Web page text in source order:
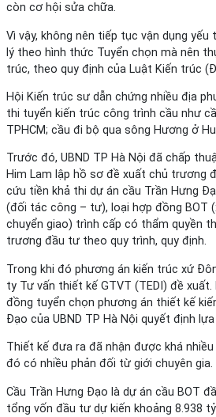
còn cơ hội sửa chữa.
Vì vậy, không nên tiếp tục vận dụng yếu
lý theo hình thức Tuyển chọn mà nên
trúc, theo quy định của Luật Kiến trúc
Hội Kiến trúc sư dẫn chứng nhiều địa
thi tuyển kiến trúc công trình cầu như
TPHCM; cầu đi bộ qua sông Hương ở
Trước đó, UBND TP Hà Nội đã chấp
Him Lam lập hồ sơ đề xuất chủ trương
cứu tiền khả thi dự án cầu Trần Hưng
(đối tác công – tư), loại hợp đồng BOT
chuyển giao) trình cấp có thẩm quyền
trương đầu tư theo quy trình, quy định.
Trong khi đó phương án kiến trúc xứ
ty Tư vấn thiết kế GTVT (TEDI) đề
đồng tuyển chọn phương án thiết kế
Đạo của UBND TP Hà Nội quyết định
Thiết kế đưa ra đã nhận được khá
đó có nhiều phản đối từ giới chuyên gia.
Cầu Trần Hưng Đạo là dự án cầu BOT
tổng vốn đầu tư dự kiến khoảng 8.938